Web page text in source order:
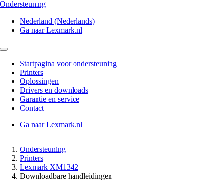
Ondersteuning
Nederland (Nederlands)
Ga naar Lexmark.nl
Startpagina voor ondersteuning
Printers
Oplossingen
Drivers en downloads
Garantie en service
Contact
Ga naar Lexmark.nl
Ondersteuning
Printers
Lexmark XM1342
Downloadbare handleidingen